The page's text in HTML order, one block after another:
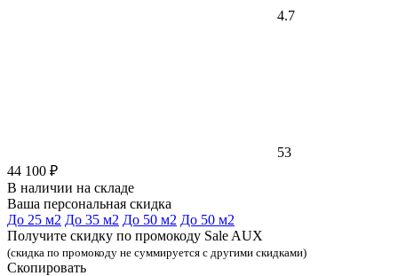
4.7
53
44 100 ₽
В наличии на складе
Ваша персональная скидка
До 25 м2 До 35 м2 До 50 м2 До 50 м2
Получите скидку по промокоду Sale AUX
(скидка по промокоду не суммируется с другими скидками)
Скопировать